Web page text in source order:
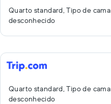
Quarto standard, Tipo de cama
desconhecido
Quarto standard, Tipo de cama
desconhecido